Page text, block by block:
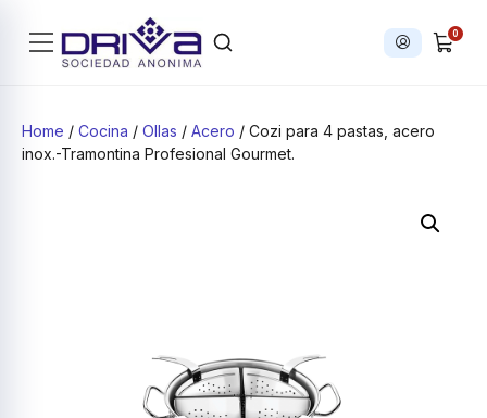
Iniciar
0
Home / Cocina / Ollas / Acero / Cozi para 4 pastas, acero
inox.-Tramontina Profesional Gourmet.